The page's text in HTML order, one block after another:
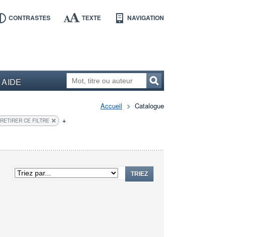
CONTRASTES TEXTE NAVIGATION
AIDE
Accueil Catalogue
RETIRER CE FILTRE
+
TRIEZ